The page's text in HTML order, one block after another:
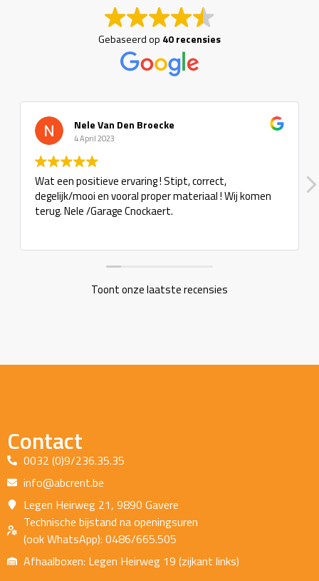
Gebaseerd op 40 recensies
Nele Van Den Broecke
4 April 2023
Wat een positieve ervaring ! Stipt, correct,
degelijk/mooi en vooral proper materiaal ! Wij komen
terug. Nele /Garage Cnockaert.
Toont onze laatste recensies
Contact
0032 (0)9/236.35.35
info@abcrent.be
Legen Heirweg 21, 9890 Gavere
Technische bijstand na openingsuren
(ook WhatsApp): 0486/665.505
Afhaalboxen: Legen Heirweg 19 (zijkant links)